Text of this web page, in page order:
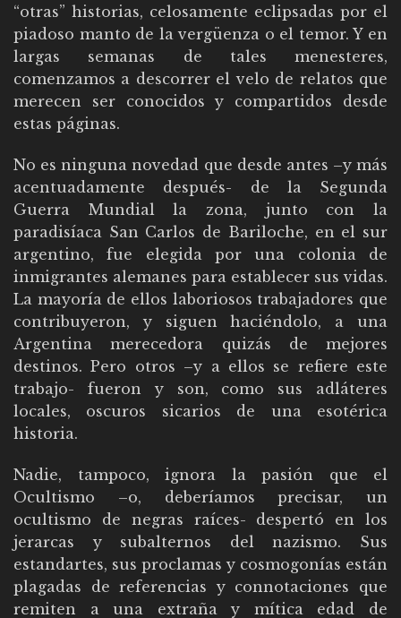
“otras” historias, celosamente eclipsadas por el
piadoso manto de la vergüenza o el temor. Y en
largas semanas de tales menesteres,
comenzamos a descorrer el velo de relatos que
merecen ser conocidos y compartidos desde
estas páginas.
No es ninguna novedad que desde antes –y más
acentuadamente después- de la Segunda
Guerra Mundial la zona, junto con la
paradisíaca San Carlos de Bariloche, en el sur
argentino, fue elegida por una colonia de
inmigrantes alemanes para establecer sus vidas.
La mayoría de ellos laboriosos trabajadores que
contribuyeron, y siguen haciéndolo, a una
Argentina merecedora quizás de mejores
destinos. Pero otros –y a ellos se refiere este
trabajo- fueron y son, como sus adláteres
locales, oscuros sicarios de una esotérica
historia.
Nadie, tampoco, ignora la pasión que el
Ocultismo –o, deberíamos precisar, un
ocultismo de negras raíces- despertó en los
jerarcas y subalternos del nazismo. Sus
estandartes, sus proclamas y cosmogonías están
plagadas de referencias y connotaciones que
remiten a una extraña y mítica edad de